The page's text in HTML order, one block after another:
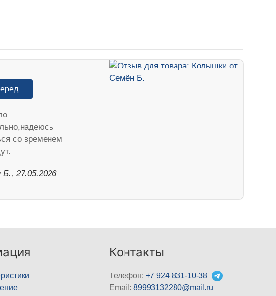
со временем
Б., 27.05.2026
Контакты
Телефон:+7 924 831-10-38
Email:89993132280@mail.ru